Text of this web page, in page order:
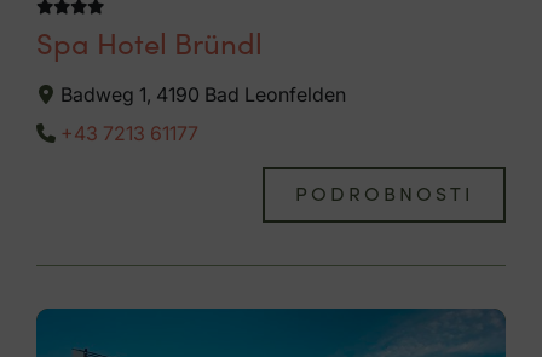
Spa Hotel Bründl
Badweg 1, 4190 Bad Leonfelden
+43 7213 61177
PODROBNOSTI